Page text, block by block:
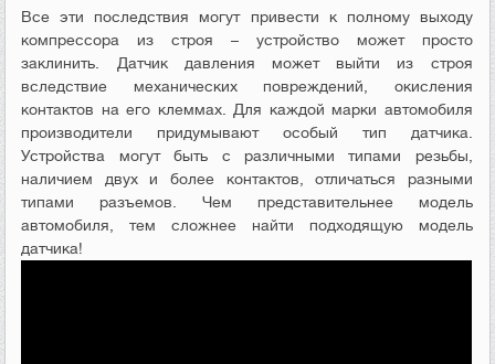
Все эти последствия могут привести к полному выходу
компрессора из строя – устройство может просто
заклинить. Датчик давления может выйти из строя
вследствие механических повреждений, окисления
контактов на его клеммах. Для каждой марки автомобиля
производители придумывают особый тип датчика.
Устройства могут быть с различными типами резьбы,
наличием двух и более контактов, отличаться разными
типами разъемов. Чем представительнее модель
автомобиля, тем сложнее найти подходящую модель
датчика!